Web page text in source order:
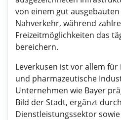
von einem gut
Nahverkehr, während
Freizeitmöglichkeiten das
bereichern.
Leverkusen ist vor allem
und pharmazeutische
Unternehmen wie Bayer
Bild der Stadt, ergänzt
Dienstleistungssektor